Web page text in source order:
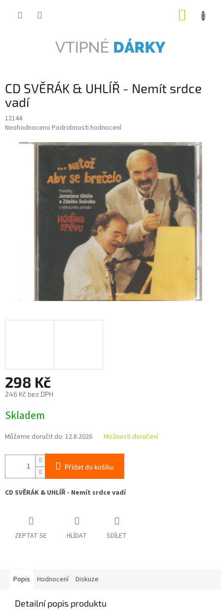
CD SVĚRÁK & UHLÍŘ - Nemít srdce
vadí
12144
Průměrné
produktu
hvězdiček.
Neohodnoceno Podrobnosti hodnocení
298 Kč
246 Kč bez DPH
cena:
Skladem
Můžeme doručit do: 12.8.2026 Možnosti doručení
Přidat do košíku
CD SVĚRÁK & UHLÍŘ - Nemít srdce vadí
ZEPTAT SE HLÍDAT SDÍLET
Popis Hodnocení Diskuze
Detailní popis produktu